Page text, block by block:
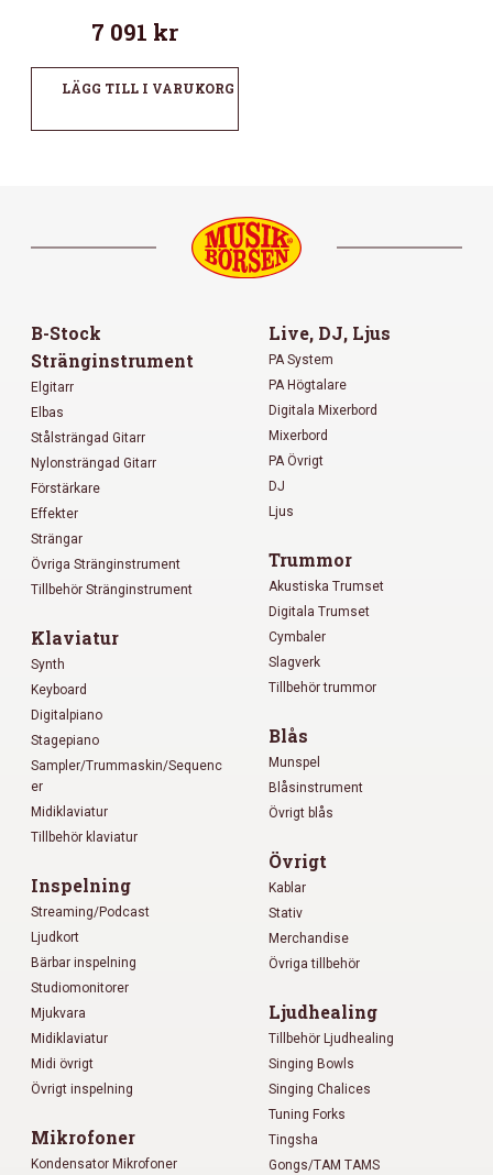
7 091 kr
LÄGG TILL I VARUKORG
B-Stock
Stränginstrument
Elgitarr
Elbas
Stålsträngad Gitarr
Nylonsträngad Gitarr
Förstärkare
Effekter
Strängar
Övriga Stränginstrument
Tillbehör Stränginstrument
Klaviatur
Synth
Keyboard
Digitalpiano
Stagepiano
Sampler/Trummaskin/Sequenc
er
Midiklaviatur
Tillbehör klaviatur
Inspelning
Streaming/Podcast
Ljudkort
Bärbar inspelning
Studiomonitorer
Mjukvara
Midiklaviatur
Midi övrigt
Övrigt inspelning
Mikrofoner
Kondensator Mikrofoner
Live, DJ, Ljus
PA System
PA Högtalare
Digitala Mixerbord
Mixerbord
PA Övrigt
DJ
Ljus
Trummor
Akustiska Trumset
Digitala Trumset
Cymbaler
Slagverk
Tillbehör trummor
Blås
Munspel
Blåsinstrument
Övrigt blås
Övrigt
Kablar
Stativ
Merchandise
Övriga tillbehör
Ljudhealing
Tillbehör Ljudhealing
Singing Bowls
Singing Chalices
Tuning Forks
Tingsha
Gongs/TAM TAMS